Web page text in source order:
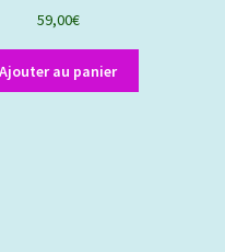
59,00€
Ajouter au panier